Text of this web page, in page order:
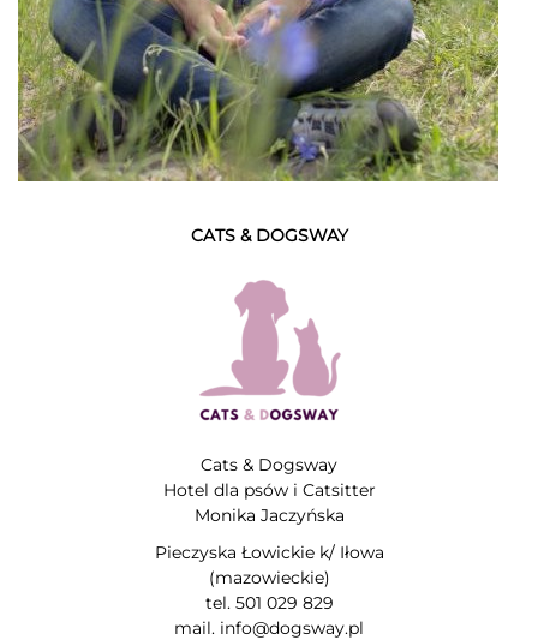
CATS & DOGSWAY
Cats & Dogsway
Hotel dla psów i Catsitter
Monika Jaczyńska
Pieczyska Łowickie k/ Iłowa
(mazowieckie)
tel. 501 029 829
mail. info@dogsway.pl